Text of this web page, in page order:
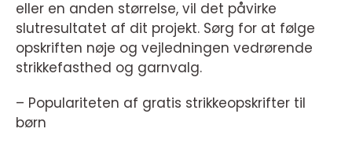
eller en anden størrelse, vil det påvirke
slutresultatet af dit projekt. Sørg for at følge
opskriften nøje og vejledningen vedrørende
strikkefasthed og garnvalg.
– Populariteten af gratis strikkeopskrifter til
børn